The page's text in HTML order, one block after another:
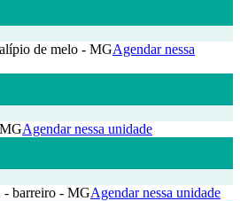
de melo - MGAgendar nessa
Agendar nessa unidade
- barreiro - MGAgendar nessa unidade